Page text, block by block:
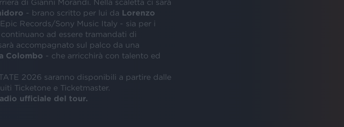
di Gianni Morandi. Nella scaletta ci sarà
- brano scritto per lui da Lorenzo
Records/Sony Music Italy - sia per i
ad essere tramandati di
accompagnato sul palco da una
Colombo - che arricchirà con talento ed
2026 saranno disponibili a partire dalle
Ticketone e Ticketmaster.
ufficiale del tour.